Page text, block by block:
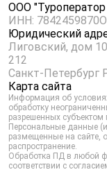
ООО
ИНН: 7842459870
Юридический
Лиговский, дом
212
Санкт-Петербург
Карта сайта
Информация об
обработку
разрешенных
Персональные данные
размещенные на сайте,
распространение.
Обработка ПД в любой
соответствии с